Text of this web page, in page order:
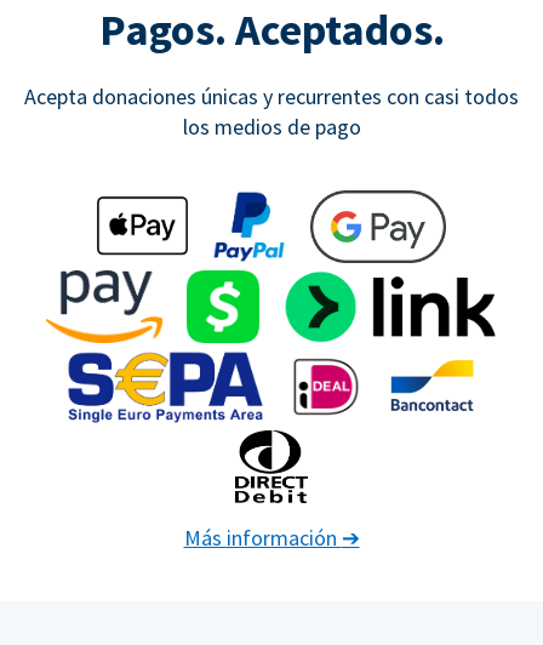
Pagos. Aceptados.
Acepta donaciones únicas y recurrentes con casi todos
los medios de pago
Más información ➔